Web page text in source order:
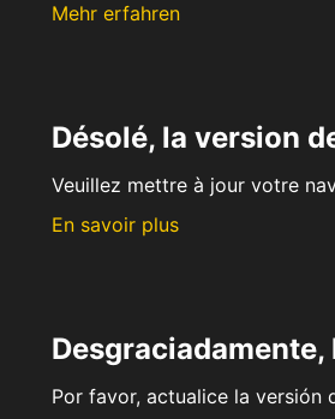
Mehr erfahren
Désolé, la version
Veuillez mettre à jour votre
En savoir plus
Por favor, actualice la versión